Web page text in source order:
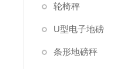
轮椅秤
U型电子地磅
条形地磅秤